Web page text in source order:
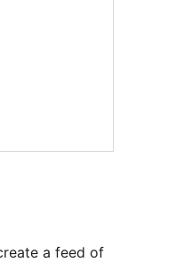
a feed of